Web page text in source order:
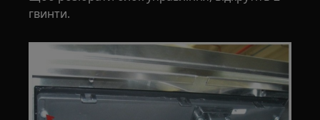
гвинти.